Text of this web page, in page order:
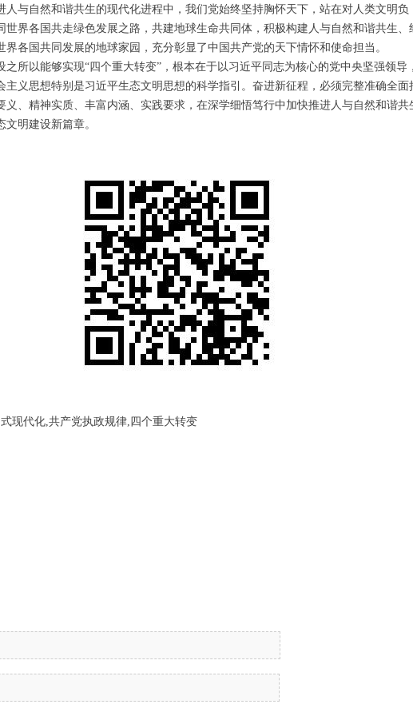
人与自然和谐共生的现代化进程中，我们党始终坚持胸怀天下，站在对人类文明负
世界各国共走绿色发展之路，共建地球生命共同体，积极构建人与自然和谐共生、
各国共同发展的地球家园，充分彰显了中国共产党的天下情怀和使命担当。
以能够实现“四个重大转变”，根本在于以习近平同志为核心的党中央坚强领导，
主义思想特别是习近平生态文明思想的科学指引。奋进新征程，必须完整准确全面
义、精神实质、丰富内涵、实践要求，在深学细悟笃行中加快推进人与自然和谐共
明建设新篇章。
现代化,共产党执政规律,四个重大转变